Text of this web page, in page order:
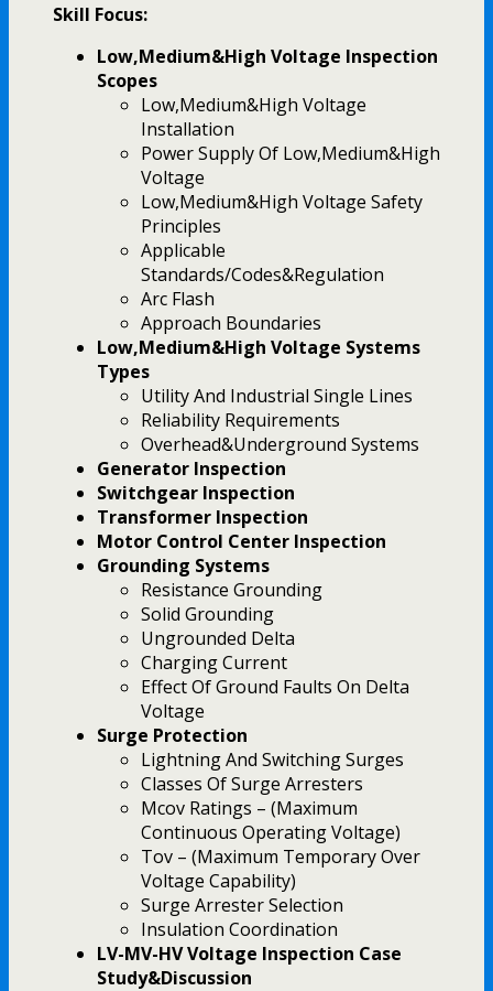
Skill Focus:
Low,Medium&High Voltage Inspection
Scopes
Low,Medium&High Voltage
Installation
Power Supply Of Low,Medium&High
Voltage
Low,Medium&High Voltage Safety
Principles
Applicable
Standards/Codes&Regulation
Arc Flash
Approach Boundaries
Low,Medium&High Voltage Systems
Types
Utility And Industrial Single Lines
Reliability Requirements
Overhead&Underground Systems
Generator Inspection
Switchgear Inspection
Transformer Inspection
Motor Control Center Inspection
Grounding Systems
Resistance Grounding
Solid Grounding
Ungrounded Delta
Charging Current
Effect Of Ground Faults On Delta
Voltage
Surge Protection
Lightning And Switching Surges
Classes Of Surge Arresters
Mcov Ratings – (Maximum
Continuous Operating Voltage)
Tov – (Maximum Temporary Over
Voltage Capability)
Surge Arrester Selection
Insulation Coordination
LV-MV-HV Voltage Inspection Case
Study&Discussion